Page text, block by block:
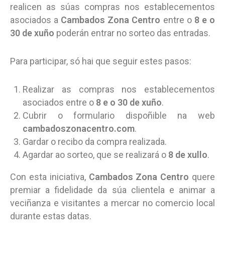
realicen as súas compras nos establecementos
asociados a Cambados Zona Centro entre o 8 e o
30 de xuño poderán entrar no sorteo das entradas.
Para participar, só hai que seguir estes pasos:
Realizar as compras nos establecementos
asociados entre o 8 e o 30 de xuño.
Cubrir o formulario dispoñible na web
cambadoszonacentro.com.
Gardar o recibo da compra realizada.
Agardar ao sorteo, que se realizará o 8 de xullo.
Con esta iniciativa, Cambados Zona Centro quere
premiar a fidelidade da súa clientela e animar a
veciñanza e visitantes a mercar no comercio local
durante estas datas.